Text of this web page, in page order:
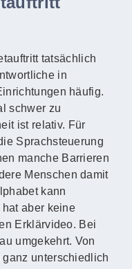
tatsächlich
in
häufig.
schwer zu
ist relativ. Für
Sprachsteuerung
manche Barrieren
Menschen damit
kann
aber keine
Erklärvideo. Bei
umgekehrt. Von
unterschiedlich